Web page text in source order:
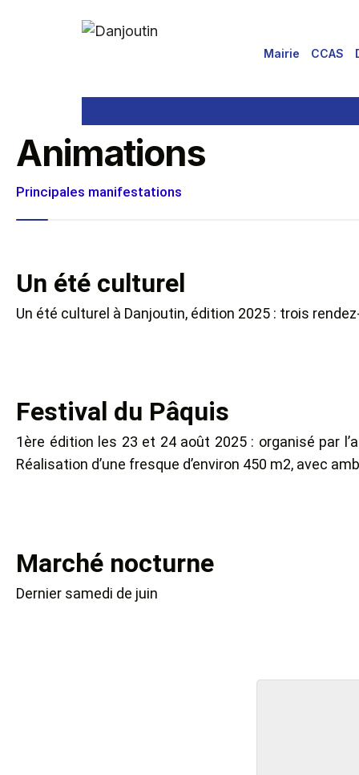
Mairie CCAS
Animations
Principales manifestations
Un été culturel
Un été culturel à Danjoutin, édition 2025 : trois
Festival du Pâquis
1ère édition les 23 et 24 août 2025 : organisé par
Réalisation d’une fresque d’environ 450 m2, avec
Marché nocturne
Dernier samedi de juin